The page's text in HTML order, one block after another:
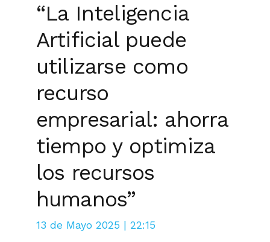
“La Inteligencia
Artificial puede
utilizarse como
recurso
empresarial: ahorra
tiempo y optimiza
los recursos
humanos”
13 de Mayo 2025 | 22:15